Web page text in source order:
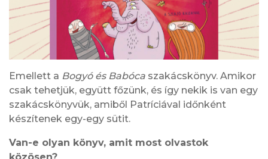
Emellett a Bogyó és Babóca szakácskönyv. Amikor
csak tehetjük, együtt főzünk, és így nekik is van egy
szakácskönyvük, amiből Patríciával időnként
készítenek egy-egy sütit.
Van-e olyan könyv, amit most olvastok